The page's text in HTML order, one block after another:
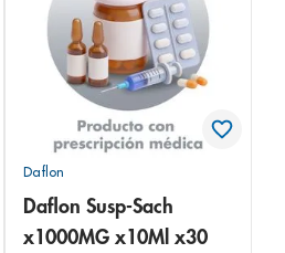
Daflon
Daflon Susp-Sach
x1000MG x10Ml x30